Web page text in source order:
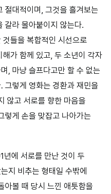
절대적이며, 그것을 흘겨보는
갈라 몰아붙이지 않는다.
들을 복합적인 시선으로
가 함께 있고, 두 소년이 각자
, 마냥 슬프다고만 할 수 없는
그렇게 영화는 경환과 재민을
않고 서로를 향한 마음을
렇게 손을 맞잡고 나아가는
에 서로를 만난 것이 두
지 비추는 형태일 수밖에
아볼 때 당시 느낀 애틋함을